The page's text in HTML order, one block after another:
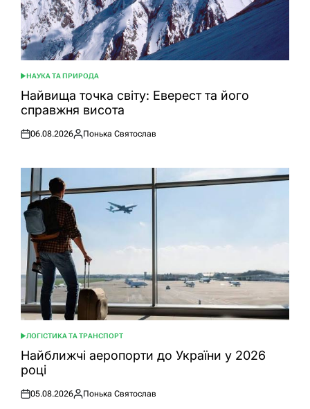
ОПУБЛІКУВАТИ
У
НАУКА ТА ПРИРОДА
Найвища точка світу: Еверест та його
справжня висота
Оприлюднено
06.08.2026
Опубліковано
Понька Святослав
ОПУБЛІКУВАТИ
У
ЛОГІСТИКА ТА ТРАНСПОРТ
Найближчі аеропорти до України у 2026
році
Оприлюднено
05.08.2026
Опубліковано
Понька Святослав